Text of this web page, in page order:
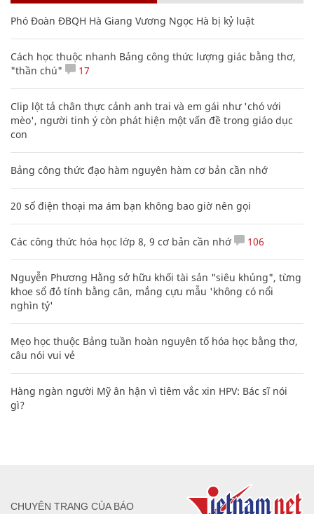
Phó Đoàn ĐBQH Hà Giang Vương Ngọc Hà bị kỷ luật
Cách học thuộc nhanh Bảng công thức lượng giác bằng thơ,
"thần chú"
17
Clip lột tả chân thực cảnh anh trai và em gái như 'chó với
mèo', người tinh ý còn phát hiện một vấn đề trong giáo dục
con
Bảng công thức đạo hàm nguyên hàm cơ bản cần nhớ
20 số điện thoại ma ám bạn không bao giờ nên gọi
Các công thức hóa học lớp 8, 9 cơ bản cần nhớ 106
Nguyễn Phương Hằng sở hữu khối tài sản "siêu khủng", từng
khoe sổ đỏ tính bằng cân, mắng cựu mẫu 'không có nổi
nghìn tỷ'
Mẹo học thuộc Bảng tuần hoàn nguyên tố hóa học bằng thơ,
câu nói vui vẻ
Hàng ngàn người Mỹ ân hận vì tiêm vắc xin HPV: Bác sĩ nói
gì?
CHUYÊN TRANG CỦA BÁO